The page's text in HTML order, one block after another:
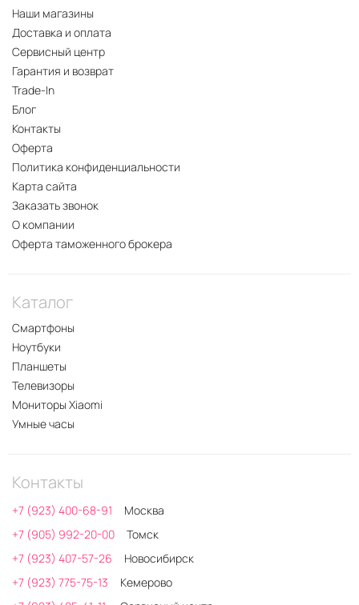
Наши магазины
Доставка и оплата
Сервисный центр
Гарантия и возврат
Trade-In
Блог
Контакты
Оферта
Политика конфиденциальности
Карта сайта
Заказать звонок
О компании
Оферта таможенного брокера
Каталог
Смартфоны
Ноутбуки
Планшеты
Телевизоры
Мониторы Xiaomi
Умные часы
Контакты
+7 (923) 400-68-91
Москва
+7 (905) 992-20-00
Томск
+7 (923) 407-57-26
Новосибирск
+7 (923) 775-75-13
Кемерово